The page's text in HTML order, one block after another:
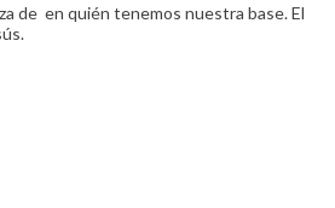
de en quién tenemos nuestra base. El